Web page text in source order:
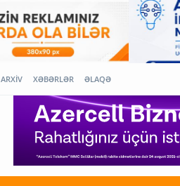
ARXİV XƏBƏRLƏR ƏLAQƏ